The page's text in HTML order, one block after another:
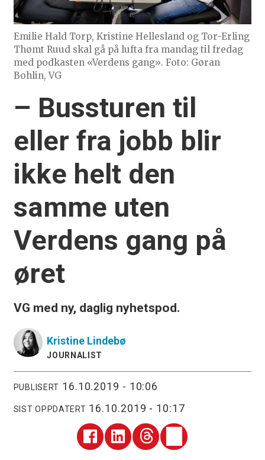
Emilie Hald Torp, Kristine Hellesland og Tor-Erling
Thømt Ruud skal gå på lufta fra mandag til fredag
med podkasten «Verdens gang». Foto: Gøran
Bohlin, VG
– Bussturen til
eller fra jobb blir
ikke helt den
samme uten
Verdens gang på
øret
VG med ny, daglig nyhetspod.
Kristine Lindebø
JOURNALIST
PUBLISERT 16.10.2019 - 10:06
SIST OPPDATERT 16.10.2019 - 10:17